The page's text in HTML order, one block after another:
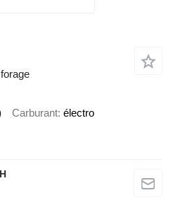
Carburant électro